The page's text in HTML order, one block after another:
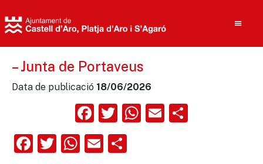
– Junta de Portaveus
Data de publicació 18/06/2026
Facebook
Twitter
WhatsApp
Email
Facebook
Twitter
WhatsApp
Email